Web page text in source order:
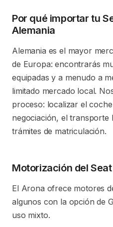
Por qué importar tu
Alemania
Alemania es el mayor
de Europa: encontrarás
equipadas y a menudo a
limitado mercado local.
proceso: localizar el
negociación, el transporte
trámites de matriculación.
Motorización del
El Arona ofrece motores
algunos con la opción de
uso mixto.